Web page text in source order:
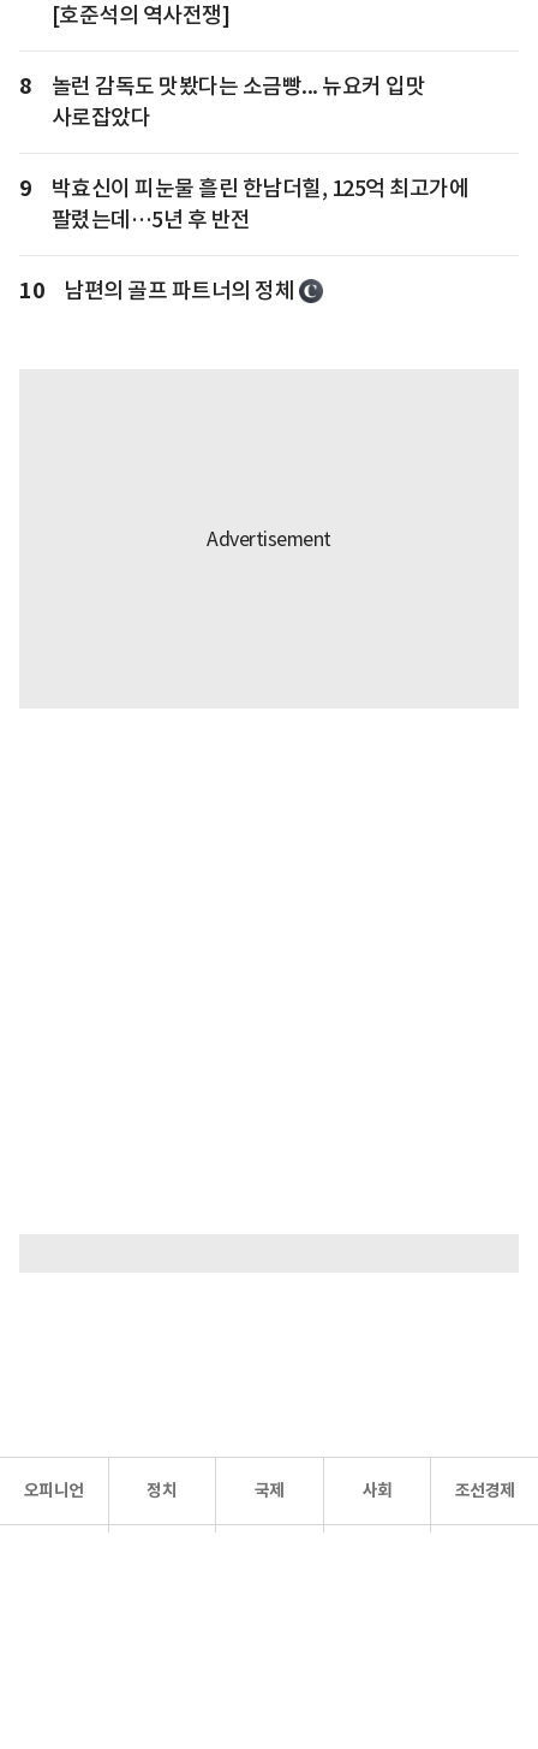
[호준석의 역사전쟁]
8
놀런 감독도 맛봤다는 소금빵... 뉴요커 입맛
사로잡았다
9
박효신이 피눈물 흘린 한남더힐, 125억 최고가에
팔렸는데…5년 후 반전
10 남편의 골프 파트너의 정체
오피니언 정치 국제 사회 조선경제